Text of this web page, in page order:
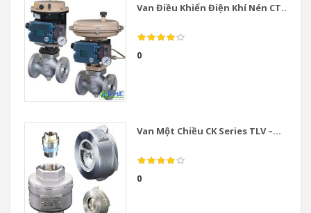
Van Điều Khiển Điện Khí Nén CT...
0
Van Một Chiều CK Series TLV –...
0